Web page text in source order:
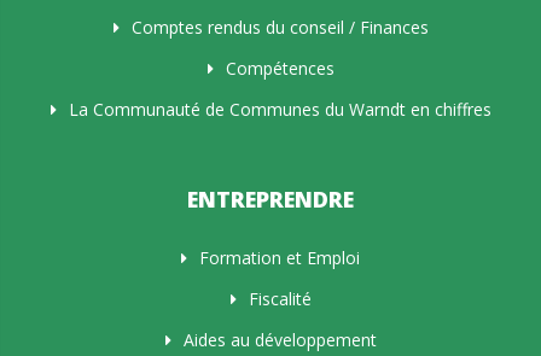
Comptes rendus du conseil / Finances
Compétences
La Communauté de Communes du Warndt en chiffres
ENTREPRENDRE
Formation et Emploi
Fiscalité
Aides au développement